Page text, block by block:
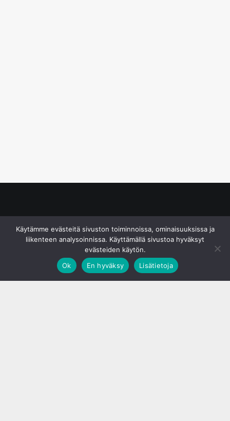
Käytämme evästeitä sivuston toiminnoissa, ominaisuuksissa ja
liikenteen analysoinnissa. Käyttämällä sivustoa hyväksyt
evästeiden käytön.
Ok
En hyväksy Lisätietoja